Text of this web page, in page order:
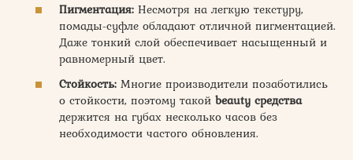
Пигментация: Несмотря на легкую текстуру,
помады-суфле обладают отличной пигментацией.
Даже тонкий слой обеспечивает насыщенный и
равномерный цвет.
Стойкость: Многие производители позаботились
о стойкости, поэтому такой beauty средства
держится на губах несколько часов без
необходимости частого обновления.